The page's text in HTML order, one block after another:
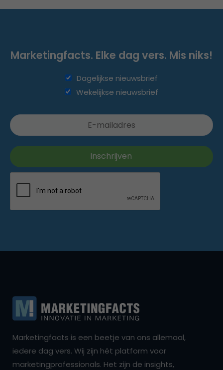
Marketingfacts. Elke dag vers. Mis niks!
Dagelijkse nieuwsbrief
Wekelijkse nieuwsbrief
Marketingfacts is een beetje van ons allemaal,
iedere dag vers. Wij zijn hét platform voor
marketingprofessionals. Het zijn de insights,